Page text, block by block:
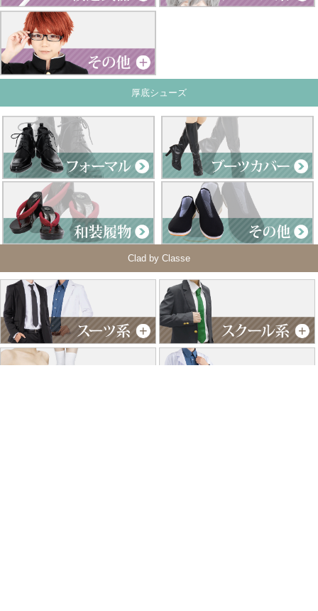
厚底シューズ
Clad by Classe